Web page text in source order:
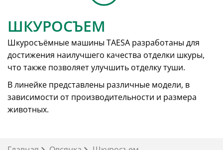
ШКУРОСЪЕМ
Шкуросъёмные машины TAESA разработаны для
достижения наилучшего качества отделки шкуры,
что также позволяет улучшить отделку туши.
В линейке представлены различные модели, в
зависимости от производительности и размера
животных.